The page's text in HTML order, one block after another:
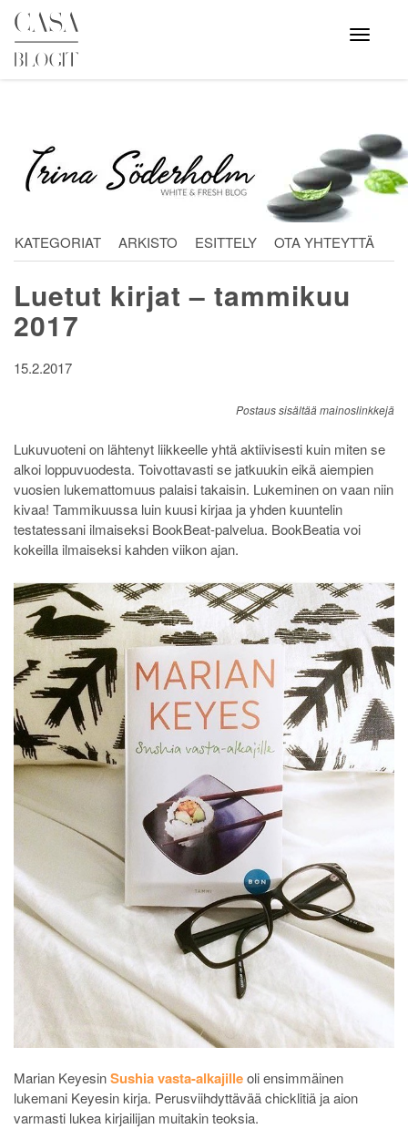
Skip
content
Avaa
valikko
KATEGORIAT ARKISTO ESITTELY OTA YHTEYTTÄ
Luetut kirjat – tammikuu
2017
15.2.2017
Postaus sisältää mainoslinkkejä
Lukuvuoteni on lähtenyt liikkeelle yhtä aktiivisesti kuin miten se
alkoi loppuvuodesta. Toivottavasti se jatkuukin eikä aiempien
vuosien lukemattomuus palaisi takaisin. Lukeminen on vaan niin
kivaa! Tammikuussa luin kuusi kirjaa ja yhden kuuntelin
testatessani ilmaiseksi BookBeat-palvelua. BookBeatia voi
kokeilla ilmaiseksi kahden viikon ajan.
Marian KeyesinSushia vasta-alkajilleoli ensimmäinen
lukemani Keyesin kirja. Perusviihdyttävää chicklitiä ja aion
varmasti lukea kirjailijan muitakin teoksia.